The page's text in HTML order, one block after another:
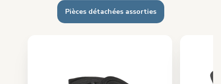
Pièces détachées assorties